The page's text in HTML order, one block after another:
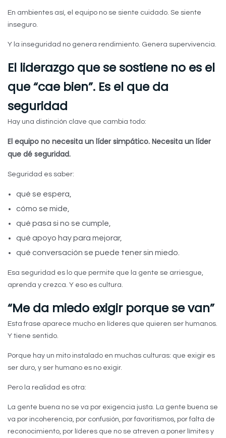
En ambientes así, el equipo no se siente cuidado. Se siente
inseguro.
Y la inseguridad no genera rendimiento. Genera supervivencia.
El liderazgo que se sostiene no es el
que “cae bien”. Es el que da
seguridad
Hay una distinción clave que cambia todo:
El equipo no necesita un líder simpático. Necesita un líder
que dé seguridad.
Seguridad es saber:
qué se espera,
cómo se mide,
qué pasa si no se cumple,
qué apoyo hay para mejorar,
qué conversación se puede tener sin miedo.
Esa seguridad es lo que permite que la gente se arriesgue,
aprenda y crezca. Y eso es cultura.
“Me da miedo exigir porque se van”
Esta frase aparece mucho en líderes que quieren ser humanos.
Y tiene sentido.
Porque hay un mito instalado en muchas culturas: que exigir es
ser duro, y ser humano es no exigir.
Pero la realidad es otra:
La gente buena no se va por exigencia justa. La gente buena se
va por incoherencia, por confusión, por favoritismos, por falta de
reconocimiento, por líderes que no se atreven a poner límites y